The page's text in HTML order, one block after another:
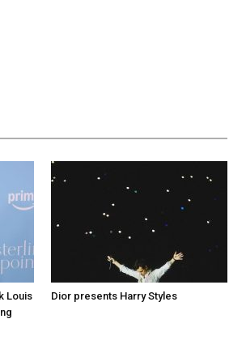
Louis
Dior presents Harry Styles